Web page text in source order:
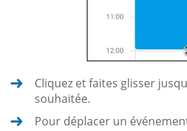
Cliquez et faites glisser
souhaitée.
Pour déplacer un